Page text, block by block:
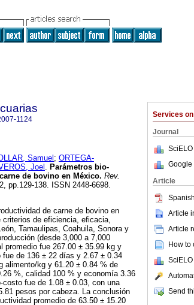
Services on
Journal
Google
Article
Article
Article
How to
Send
1124
Samuel ; ORTEGA-
Joel . Parámetros bio-
de bovino en México. Rev.
pp.129-138. ISSN 2448-6698.
de carne de bovino en
de eficiencia, eficacia,
Tamaulipas, Coahuila, Sonora y
(desde 3,000 a 7,000
fue 267.00 ± 35.99 kg y
de 136 ± 22 días y 2.67 ± 0.34
alimento/kg y 61.20 ± 0.84 % de
%, calidad 100 % y economía 3.36
fue de 1.08 ± 0.03, con una
pesos por cabeza. La conclusión
promedio de 63.50 ± 15.20